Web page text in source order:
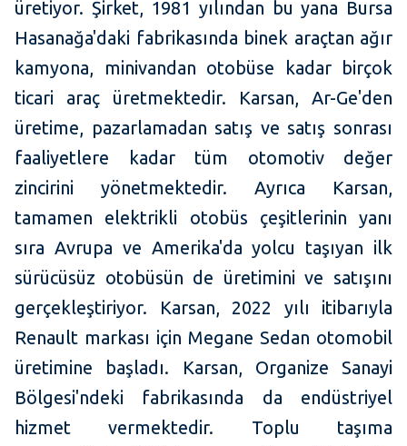
üretiyor. Şirket, 1981 yılından bu yana Bursa
Hasanağa'daki fabrikasında binek araçtan ağır
kamyona, minivandan otobüse kadar birçok
ticari araç üretmektedir. Karsan, Ar-Ge'den
üretime, pazarlamadan satış ve satış sonrası
faaliyetlere kadar tüm otomotiv değer
zincirini yönetmektedir. Ayrıca Karsan,
tamamen elektrikli otobüs çeşitlerinin yanı
sıra Avrupa ve Amerika'da yolcu taşıyan ilk
sürücüsüz otobüsün de üretimini ve satışını
gerçekleştiriyor. Karsan, 2022 yılı itibarıyla
Renault markası için Megane Sedan otomobil
üretimine başladı. Karsan, Organize Sanayi
Bölgesi'ndeki fabrikasında da endüstriyel
hizmet vermektedir. Toplu taşıma